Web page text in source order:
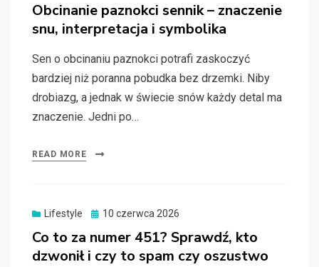
Obcinanie paznokci sennik – znaczenie
snu, interpretacja i symbolika
Sen o obcinaniu paznokci potrafi zaskoczyć
bardziej niż poranna pobudka bez drzemki. Niby
drobiazg, a jednak w świecie snów każdy detal ma
znaczenie. Jedni po…
READ MORE
Lifestyle
Posted
10 czerwca 2026
Co to za numer 451? Sprawdź, kto
dzwonił i czy to spam czy oszustwo